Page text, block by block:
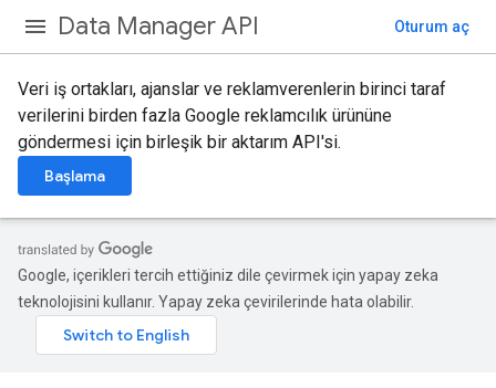
Data Manager API Oturum aç
Veri iş ortakları, ajanslar ve reklamverenlerin birinci taraf
verilerini birden fazla Google reklamcılık ürününe
göndermesi için birleşik bir aktarım API'si.
Başlama
Google, içerikleri tercih ettiğiniz dile çevirmek için yapay zeka
teknolojisini kullanır. Yapay zeka çevirilerinde hata olabilir.